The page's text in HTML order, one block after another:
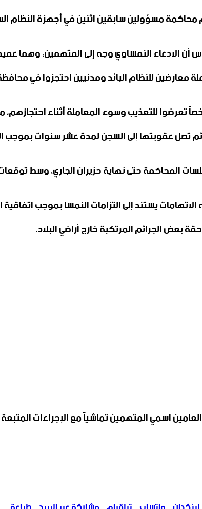
محاكمة مسؤولين سابقين اثنين في أجهزة النظام
الادعاء النمساوي وجه إلى المتهمين، وهما
ومدنيين احتجزوا في محافظة الرقة بين عامي 2011 و2013 خلال حملة القمع التي
الادعاء أن 21 شخصاً تعرضوا للتعذيب وسوء المعاملة
عقوبتها إلى السجن لمدة عشر سنوات بموجب
المحاكمة حتى نهاية حزيران الجاري، وسط
يستند إلى التزامات النمسا بموجب
بعض الجرائم المرتكبة خارج أراضي البلاد.
اسمي المتهمين تماشياً مع الإجراءات